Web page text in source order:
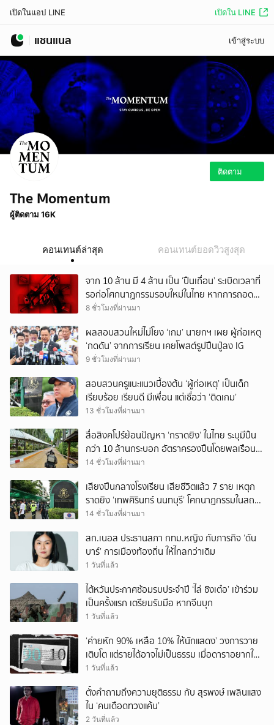
เปิดในแอป LINE เปิดใน LINE
แชนแนล เข้าสู่ระบบ
ติดตาม
The Momentum
ผู้ติดตาม 16K
คอนเทนต์ล่าสุด คอนเทนต์ยอดวิวสูงสุด
จาก 10 ล้าน มี 4 ล้าน เป็น ‘ปืนเถื่อน’ ระเบิดเวลาที่
รอก่อโศกนาฏกรรมรอบใหม่ในไทย หากการถอดบท
เรียนของรัฐเป็นเพียง ‘ลมปาก’
8 ชั่วโมงที่ผ่านมา
ผลสอบสวนใหม่ไม่โยง ‘เกม’ นายกฯ เผย ผู้ก่อเหตุ
‘กดดัน’ จากการเรียน เคยโพสต์รูปปืนปู่ลง IG
9 ชั่วโมงที่ผ่านมา
สอบสวนครูแนะแนวเบื้องต้น ‘ผู้ก่อเหตุ’ เป็นเด็ก
เรียบร้อย เรียนดี มีเพื่อน แต่เชื่อว่า ‘ติดเกม’
13 ชั่วโมงที่ผ่านมา
สื่อสิงคโปร์ย้อนปัญหา ‘กราดยิง’ ในไทย ระบุมีปืน
กว่า 10 ล้านกระบอก อัตราครองปืนโดยพลเรือน
สูงที่สุดในภูมิภาค
14 ชั่วโมงที่ผ่านมา
เสียงปืนกลางโรงเรียน เสียชีวิตแล้ว 7 ราย เหตุก
ราดยิง ‘เทพศิรินทร์ นนทบุรี’ โศกนาฏกรรมในสถาน
ศึกษา ครั้งที่ 2 ในรอบปี
14 ชั่วโมงที่ผ่านมา
สก.เนอส ประธานสภา กทม.หญิง กับภารกิจ ‘ดัน
บาร์’ การเมืองท้องถิ่น ให้ไกลกว่าเดิม
1 วันที่แล้ว
ไต้หวันประกาศซ้อมรบประจำปี ‘ไล่ ชิงเต๋อ’ เข้าร่วม
เป็นครั้งแรก เตรียมรับมือ หากจีนบุก
1 วันที่แล้ว
‘ค่ายหัก 90% เหลือ 10% ให้นักแสดง’ วงการวาย
เติบโต แต่รายได้อาจไม่เป็นธรรม เมื่อดาราอยากให้มี
‘สัญญามาตรฐาน’
1 วันที่แล้ว
ตั้งคำถามถึงความยุติธรรม กับ สุรพงษ์ เพลินแสง
ใน ‘คนเดือดทวงแค้น’
2 วันที่แล้ว